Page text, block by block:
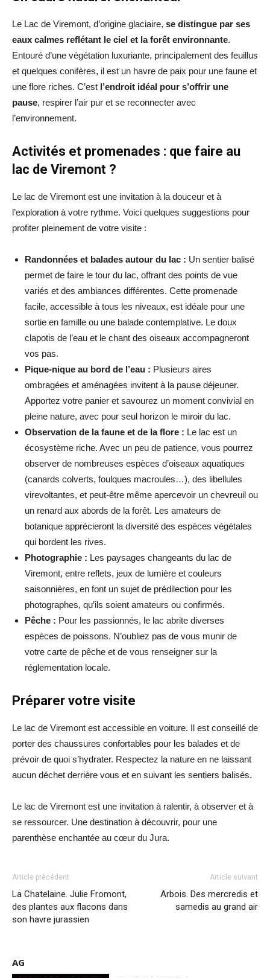
Le Lac de Viremont, d’origine glaciaire, se distingue par ses
eaux calmes reflétant le ciel et la forêt environnante.
Entouré d’une végétation luxuriante, principalement des feuillus
et quelques conifères, il est un havre de paix pour une faune et
une flore riches. C’est l’endroit idéal pour s’offrir une
pause, respirer l’air pur et se reconnecter avec
l’environnement.
Activités et promenades : que faire au
lac de Viremont ?
Le lac de Viremont est une invitation à la douceur et à
l’exploration à votre rythme. Voici quelques suggestions pour
profiter pleinement de votre visite :
Randonnées et balades autour du lac : Un sentier balisé
permet de faire le tour du lac, offrant des points de vue
variés et des ambiances différentes. Cette promenade
facile, accessible à tous les niveaux, est idéale pour une
sortie en famille ou une balade contemplative. Le doux
clapotis de l’eau et le chant des oiseaux accompagneront
vos pas.
Pique-nique au bord de l’eau : Plusieurs aires
ombragées et aménagées invitent à la pause déjeuner.
Apportez votre panier et savourez un moment convivial en
pleine nature, avec pour seul horizon le miroir du lac.
Observation de la faune et de la flore : Le lac est un
écosystème riche. Avec un peu de patience, vous pourrez
observer de nombreuses espèces d’oiseaux aquatiques
(canards colverts, foulques macroules…), des libellules
virevoltantes, et peut-être même apercevoir un chevreuil ou
un renard aux abords de la forêt. Les amateurs de
botanique apprécieront la diversité des espèces végétales
qui bordent les rives.
Photographie : Les paysages changeants du lac de
Viremont, entre reflets, jeux de lumière et couleurs
saisonnières, en font un sujet de prédilection pour les
photographes, qu’ils soient amateurs ou confirmés.
Pêche : Pour les passionnés, le lac abrite diverses
espèces de poissons. N’oubliez pas de vous munir de
votre carte de pêche et de vous renseigner sur la
réglementation locale.
Préparer votre visite
Le lac de Viremont est accessible en voiture. Il est conseillé de
porter des chaussures confortables pour les balades et de
prévoir de quoi s’hydrater. Respectez la nature en ne laissant
aucun déchet derrière vous et en suivant les sentiers balisés.
Le lac de Viremont est une invitation à ralentir, à observer et à
se ressourcer. Une destination à découvrir, pour une
parenthèse enchantée au cœur du Jura.
Article précédent
La Chatelaine. Julie Fromont,
des plantes aux flacons dans
son havre jurassien
Article suivant
Arbois. Des mercredis et
samedis au grand air
AG